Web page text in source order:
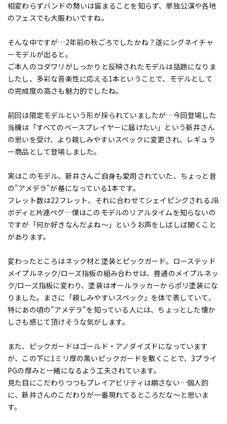
相変わらずバンドの勢いは留まることを知らず、単独公演や各地
のフェスでも大賑わいですね。
そんな中ですが…2年前の秋ごろでしたかね？遂にシグネイチャ
ーモデルが出ると。
ご本人のコダワリがしっかりと反映されたモデルは話題になりま
したし、多彩な音楽性に応える1本ということで、モデルとして
の完成度の高さも魅力的でしたね。
前回は限定モデルという形が採られていましたが…今回登場した
当機は「すべてのベースプレイヤーに届けたい」という新井さん
の思いを受け、より親しみやすいスペックに変更され、レギュラ
ー商品として登場しました。
実はこのモデル、新井さんご自身も愛用されていた、ちょっと昔
の"アメデラ"が基になっている1本です。
フレット数は22フレット、それに合わせてシェイピングされるJB
ボディと片連ペグ…僕はこのモデルのリアルタイムを知らないの
ですが「何か好きなんだよね～」というお声をしばしば聞くこと
があります。
変わったところはネック材と塗装とピックガード。ローステッド
メイプルネック/ローズ指板の組み合わせは、普通のメイプルネッ
ク/ローズ指板に変わり、塗装はオールラッカーからポリ塗装にな
りました。まさに「親しみやすいスペック」を体で表していて、
特にあの頃の"アメデラ"を知っている人には、ちょっとした懐か
しさも感じて頂けそうな気がします。
また、ピックガードはゴールド・アノダイズドになっています
が、この下に1ミリ厚の黒いピックガードを敷くことで、3プライ
PGの厚みと一緒になるよう工夫されています。
見た目にこだわりつつもプレイアビリティは崩さない…個人的
に、新井さんのこだわりが一番現れてるところだな～と思いま
す。